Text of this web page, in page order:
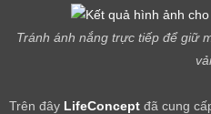
Tránh ánh nắng trực tiếp để giữ
vải
Trên đây LifeConcept đã cung